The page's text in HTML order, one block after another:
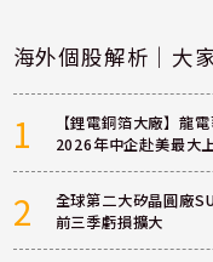
海外個股解析｜大
1
【鋰電銅箔大廠】龍
2026年中企赴美最大
2
全球第二大矽晶圓廠
前三季虧損擴大